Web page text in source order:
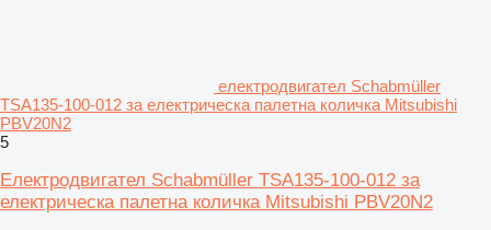
електродвигател Schabmüller
TSA135-100-012 за електрическа палетна количка Mitsubishi
PBV20N2
5
Електродвигател Schabmüller TSA135-100-012 за
електрическа палетна количка Mitsubishi PBV20N2